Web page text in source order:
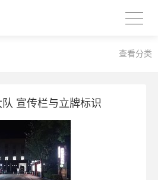
查看分类
宣传栏与立牌标识